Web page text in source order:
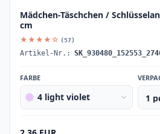
Mädchen-Täschchen /
cm
★★★★☆ (57)
Artikel-Nr.:
FARBE
4 light violet